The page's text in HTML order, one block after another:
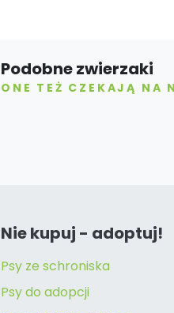
Podobne zwierzaki
ONE TEŻ CZEKAJĄ NA
Nie kupuj - adoptuj!
Psy ze schroniska
Psy do adopcji